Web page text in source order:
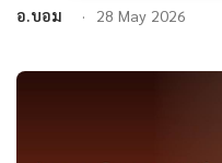
อ.บอม 28 May 2026